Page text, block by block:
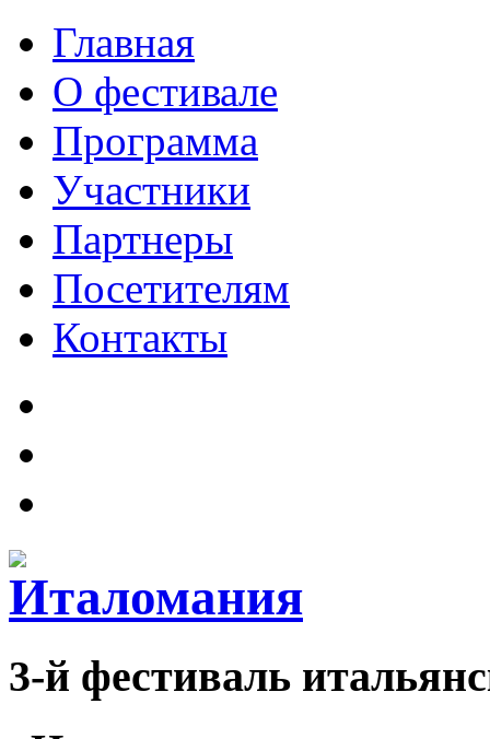
Главная
О фестивале
Программа
Участники
Партнеры
Посетителям
Контакты
3-й фестиваль